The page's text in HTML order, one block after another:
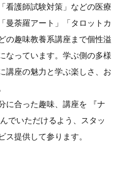
看護師試験対策」などの医療
曼荼羅アート」「タロットカ
の趣味教養系講座まで個性溢
なっています。学ぶ側の多様
講座の魅力と学ぶ楽しさ、お
に合った趣味、講座を 『ナ
でいただけるよう、スタッ
ス提供して参ります。